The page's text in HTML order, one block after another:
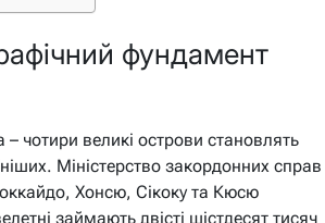
фундамент
– чотири великі острови становлять
Міністерство закордонних справ
Хонсю, Сікоку та Кюсю
займають двісті шістдесят тисяч